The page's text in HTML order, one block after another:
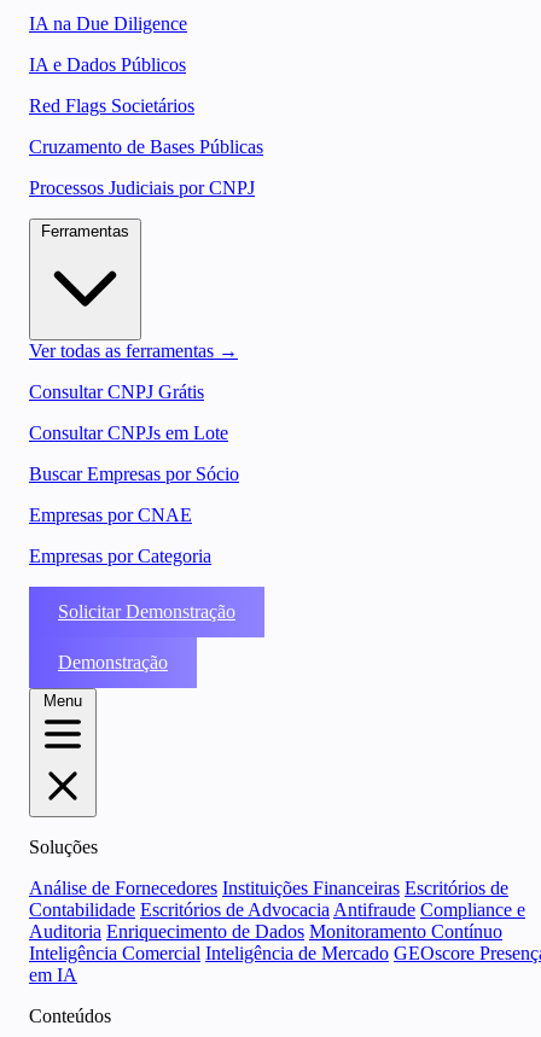
IA na Due Diligence
IA e Dados Públicos
Red Flags Societários
Cruzamento de Bases Públicas
Processos Judiciais por CNPJ
Ver todas as ferramentas →
Consultar CNPJ Grátis
Consultar CNPJs em Lote
Buscar Empresas por Sócio
Empresas por CNAE
Empresas por Categoria
Solicitar Demonstração
Demonstração
Menu
Soluções
Análise de Fornecedores Instituições Financeiras Escritórios de
Contabilidade Escritórios de Advocacia Antifraude Compliance e
Auditoria Enriquecimento de Dados Monitoramento Contínuo
Inteligência Comercial Inteligência de Mercado GEOscore
em IA
Conteúdos